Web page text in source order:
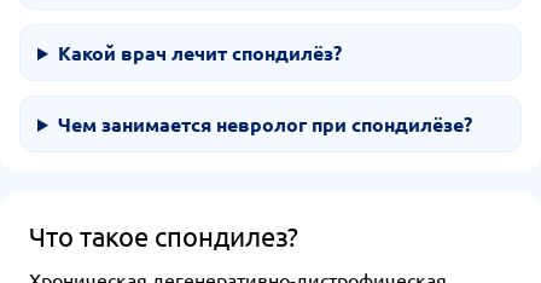
Какой врач лечит спондилёз?
Чем занимается невролог при спондилёзе?
Что такое спондилез?